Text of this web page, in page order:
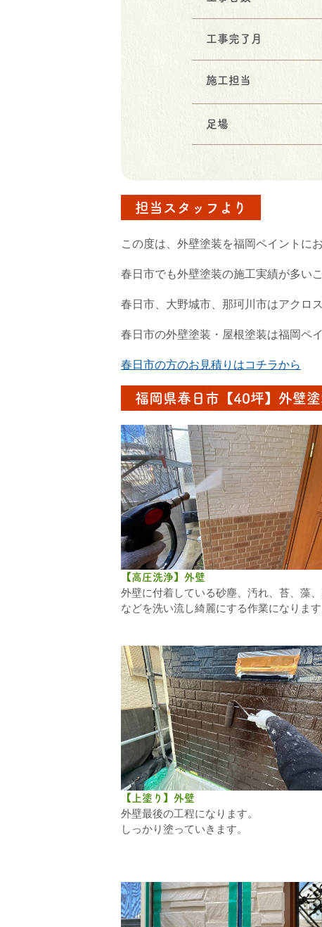
工事完了月
施工担当
足場
担当スタッフより
この度は、外壁塗装を福岡ペイントに
春日市でも外壁塗装の施工実績が多い
春日市、大野城市、那珂川市はアクロ
春日市の外壁塗装・屋根塗装は福岡ペ
春日市の方のお見積りはコチラから
福岡県春日市【40坪】外壁
【高圧洗浄】外壁
外壁に付着している砂塵、汚れ、苔、藻
などを洗い流し綺麗にする作業になります
【上塗り】外壁
外壁最後の工程になります。
しっかり塗っていきます。